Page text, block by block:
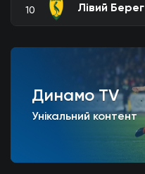
10 Лівий Берег
Динамо TV
Унікальний контент